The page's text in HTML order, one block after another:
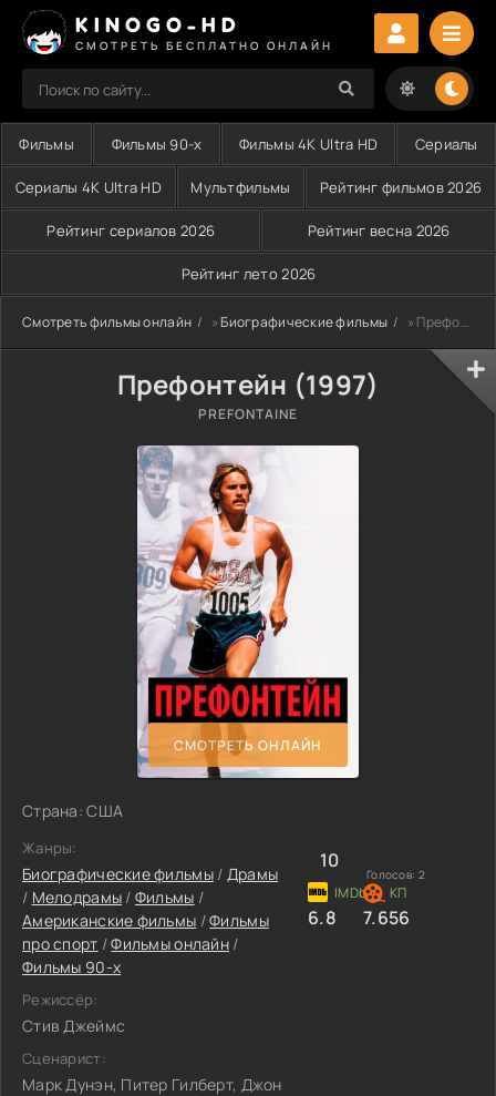
KINOGO-HD
СМОТРЕТЬ БЕСПЛАТНО ОНЛАЙН
Фильмы Фильмы 90-х Фильмы 4K Ultra HD Сериалы
Сериалы 4K Ultra HD Мультфильмы Рейтинг фильмов 2026
Рейтинг сериалов 2026 Рейтинг весна 2026
Рейтинг лето 2026
Смотреть фильмы онлайн »Биографические фильмы » Префонтейн (1997)
Префонтейн (1997)
PREFONTAINE
СМОТРЕТЬ ОНЛАЙН
Страна: США
Жанры:
Биографические фильмы/ Драмы
/ Мелодрамы / Фильмы /
Американские фильмы /Фильмы
про спорт /Фильмы онлайн /
Фильмы 90-х
Режиссёр:
Стив Джеймс
Сценарист:
Марк Дунэн, Питер Гилберт, Джон
10
Голосов: 2
6.8 7.656